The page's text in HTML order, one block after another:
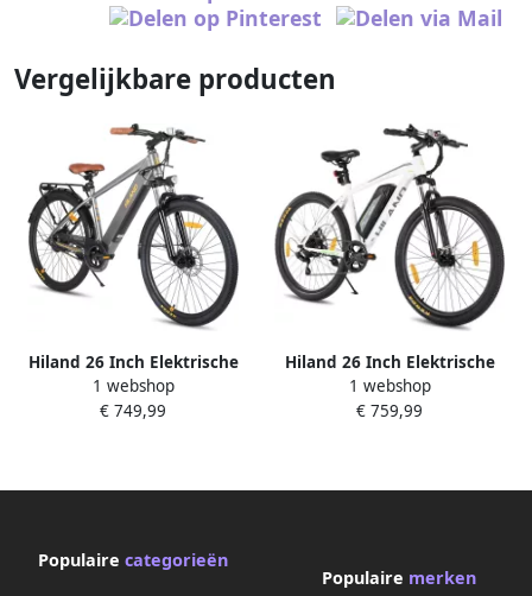
Vergelijkbare producten
Hiland 26 Inch Elektrische
Mountainbike (E-MTB) 250W
Motor 36V 7.8Ah Batterij All-
buitenactiviteiten in de lente
1 webshop
€ 749,99
Hiland 26 Inch Elektrische
Mountainbike (E-MTB) 7
Versnellingen 250W Motor
buitenactiviteiten in de lente
1 webshop
€ 759,99
Populaire categorieën
Populaire merken